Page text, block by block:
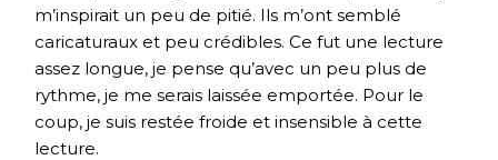
m’inspirait un peu de pitié. Ils m’ont semblé
caricaturaux et peu crédibles. Ce fut une lecture
assez longue, je pense qu’avec un peu plus de
rythme, je me serais laissée emportée. Pour le
coup, je suis restée froide et insensible à cette
lecture.